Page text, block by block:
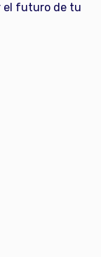
el futuro de tu